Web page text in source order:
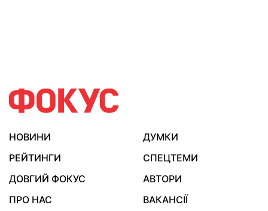
НОВИНИ
ДУМКИ
РЕЙТИНГИ
СПЕЦТЕМИ
ДОВГИЙ ФОКУС
АВТОРИ
ПРО НАС
ВАКАНСІЇ